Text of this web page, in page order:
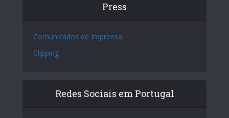
Press
Comunicados de Imprensa
Clipping
Redes Sociais em Portugal